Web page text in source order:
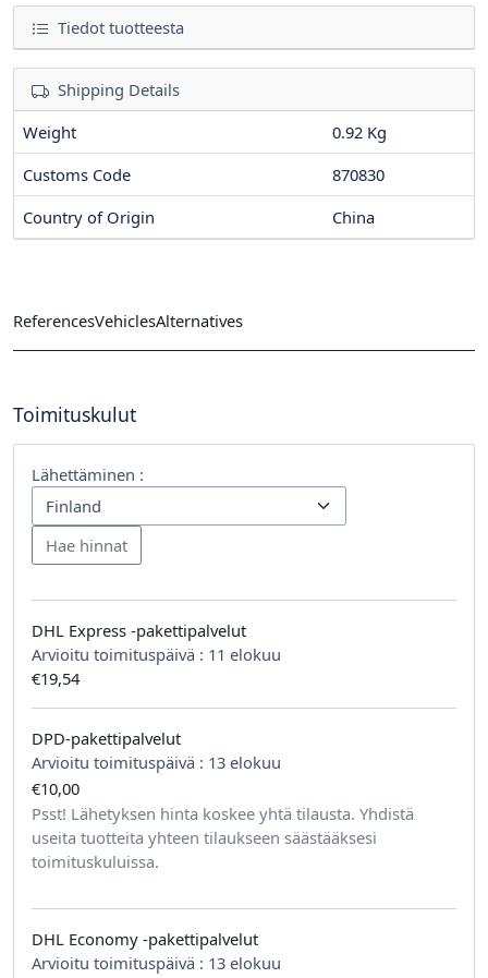
Tiedot tuotteesta
Shipping Details
Weight
0.92 Kg
Customs Code
870830
Country of Origin
China
ReferencesVehiclesAlternatives
Toimituskulut
Lähettäminen :
DHL Express -pakettipalvelut
Arvioitu toimituspäivä : 11 elokuu
€19,54
DPD-pakettipalvelut
Arvioitu toimituspäivä : 13 elokuu
€10,00
Psst! Lähetyksen hinta koskee yhtä tilausta. Yhdistä
useita tuotteita yhteen tilaukseen säästääksesi
toimituskuluissa.
DHL Economy -pakettipalvelut
Arvioitu toimituspäivä : 13 elokuu